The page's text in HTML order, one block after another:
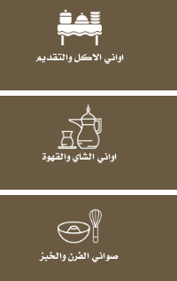
اواني الاكل والتقديم
اواني الشاي والقهوة
صواني الفرن والخبز